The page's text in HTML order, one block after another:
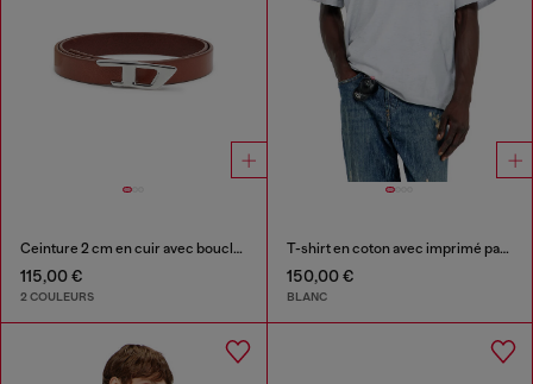
Ceinture 2 cm en cuir avec boucle métallique D
115,00 €
2 COULEURS
T-shirt en coton avec imprimé patchs all-over
150,00 €
BLANC